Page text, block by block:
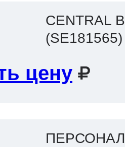
CENTRAL
(SE181565)
цену